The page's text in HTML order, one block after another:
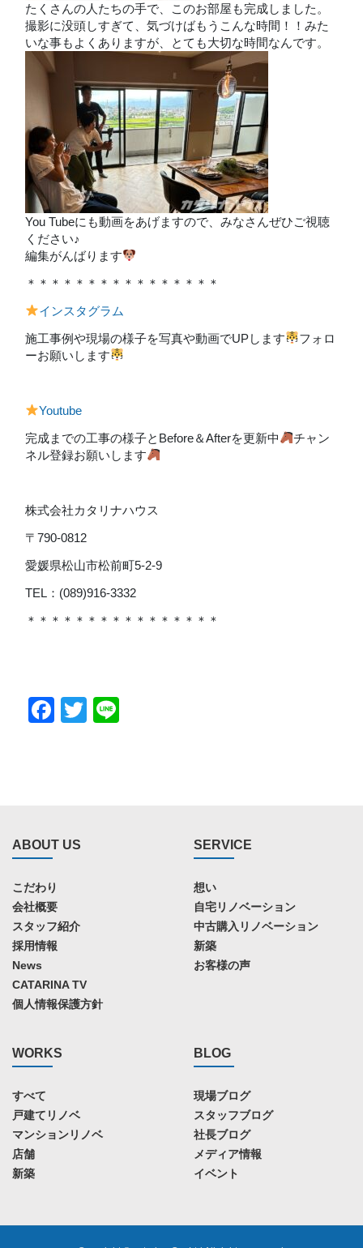
たくさんの人たちの手で、このお部屋も完成しました。
撮影に没頭しすぎて、気づけばもうこんな時間！！みた
いな事もよくありますが、とても大切な時間なんです。
You Tubeにも動画をあげますので、みなさんぜひご視聴
ください♪
編集がんばります
＊＊＊＊＊＊＊＊＊＊＊＊＊＊＊＊
インスタグラム
施工事例や現場の様子を写真や動画でUPします
フォロ
ーお願いします
Youtube
完成までの工事の様子とBefore＆Afterを更新中
チャン
ネル登録お願いします
株式会社カタリナハウス
〒790-0812
愛媛県松山市松前町5-2-9
TEL：(089)916-3332
＊＊＊＊＊＊＊＊＊＊＊＊＊＊＊＊
Facebook
Twitter
ABOUT US
こだわり
会社概要
スタッフ紹介
採用情報
News
CATARINA TV
個人情報保護方針
SERVICE
想い
自宅リノベーション
中古購入リノベーション
新築
お客様の声
WORKS
すべて
戸建てリノベ
マンションリノベ
店舗
新築
BLOG
現場ブログ
スタッフブログ
社長ブログ
メディア情報
イベント